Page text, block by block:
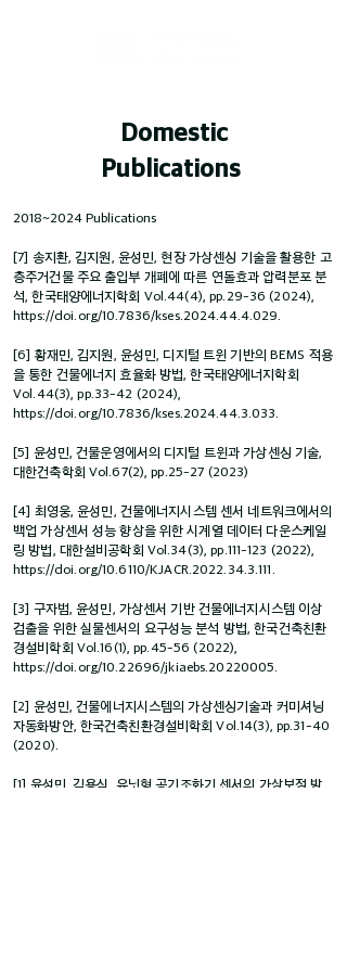
Domestic
Publications
2018~2024 Publications
[7] 송지환, 김지원, 윤성민, 현장 가상센싱 기술을 활용한 고
층주거건물 주요 출입부 개폐에 따른 연돌효과 압력분포 분
석, 한국태양에너지학회 Vol.44(4), pp.29-36 (2024),
https://doi.org/10.7836/kses.2024.44.4.029.
[6] 황재민, 김지원, 윤성민, 디지털 트윈 기반의 BEMS 적용
을 통한 건물에너지 효율화 방법, 한국태양에너지학회
Vol.44(3), pp.33-42 (2024),
https://doi.org/10.7836/kses.2024.44.3.033.
[5] 윤성민, 건물운영에서의 디지털 트윈과 가상센싱 기술,
대한건축학회 Vol.67(2), pp.25-27 (2023)
[4] 최영웅, 윤성민, 건물에너지시스템 센서 네트워크에서의
백업 가상센서 성능 향상을 위한 시계열 데이터 다운스케일
링 방법, 대한설비공학회 Vol.34(3), pp.111-123 (2022),
https://doi.org/10.6110/KJACR.2022.34.3.111.
[3] 구자범, 윤성민, 가상센서 기반 건물에너지시스템 이상
검출을 위한 실물센서의 요구성능 분석 방법, 한국건축친환
경설비학회 Vol.16(1), pp.45-56 (2022),
https://doi.org/10.22696/jkiaebs.20220005.
[2] 윤성민, 건물에너지시스템의 가상센싱기술과 커미셔닝
자동화방안, 한국건축친환경설비학회 Vol.14(3), pp.31-40
(2020).
[1] 윤성민, 김용식, 유닛형 공기조화기 센서의 가상보정 방